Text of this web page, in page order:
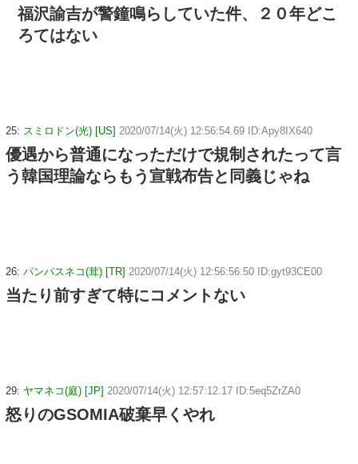
福沢諭吉が警鐘鳴らしていた件、２０年どこ
ろてはない
25: スミロドン(光) [US] 2020/07/14(火) 12:56:54.69 ID:Apy8IX640
優遇から普通になっただけで規制されたって言
う韓国理論ならもう宣戦布告と同義じゃね
26: パンパスネコ(茸) [TR] 2020/07/14(火) 12:56:56.50 ID:gyt93CE00
当たり前すぎて特にコメントない
29: ヤマネコ(庭) [JP] 2020/07/14(火) 12:57:12.17 ID:5eq5ZrZA0
怒りのGSOMIA破棄早くやれ